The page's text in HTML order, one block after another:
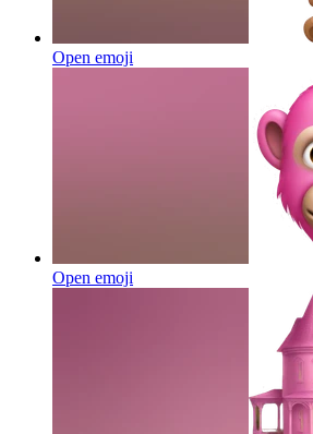
Open emoji
Open emoji